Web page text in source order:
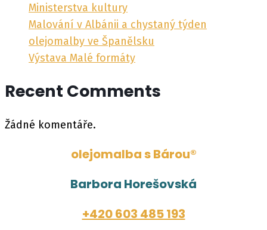
Ministerstva kultury
Malování v Albánii a chystaný týden
olejomalby ve Španělsku
Výstava Malé formáty
Recent Comments
Žádné komentáře.
olejomalba s Bárou®
Barbora Horešovská
+420 603 485 193